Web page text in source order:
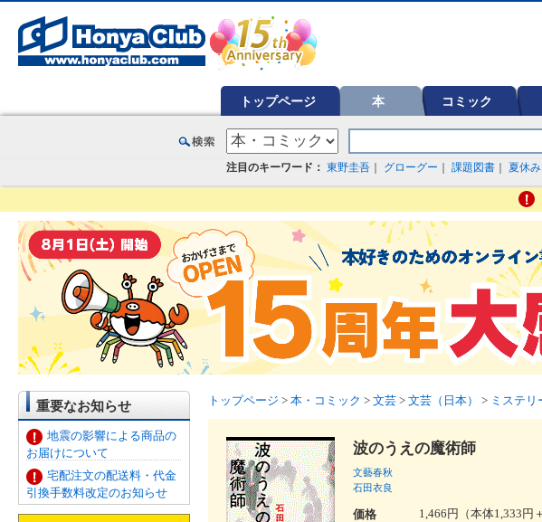
トップページ 本 コミック
注目のキーワード： 東野圭吾 グローグー 課題図書 夏休
重要なお知らせ
地震の影響による商品の
お届けについて
宅配注文の配送料・代金
引換手数料改定のお知らせ
トップページ > 本・コミック > 文芸 > 文芸（日本） > ミステリ
波のうえの魔術師
文藝春秋
石田衣良
価格
1,466円（本体1,333円